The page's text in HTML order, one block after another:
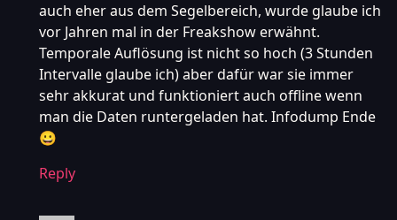
auch eher aus dem Segelbereich, wurde glaube ich
vor Jahren mal in der Freakshow erwähnt.
Temporale Auflösung ist nicht so hoch (3 Stunden
Intervalle glaube ich) aber dafür war sie immer
sehr akkurat und funktioniert auch offline wenn
man die Daten runtergeladen hat. Infodump Ende
😀
Reply